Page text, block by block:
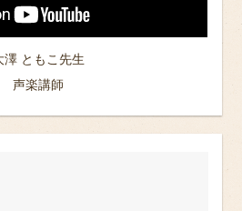
澤 ともこ先生
声楽講師